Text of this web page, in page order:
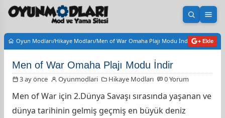
Aramayı
Oyun Modları Hikaye Modları Men of War Omaha Plajı Modu İndir + Ekle
Men of War Omaha Plajı Modu İndir
3 ay önce Oyunmodlari Hikaye Modları 0 Yorum
Men of War için 2.Dünya Savaşı sırasında yaşanan ve
dünya tarihinin gelmiş geçmiş en büyük deniz